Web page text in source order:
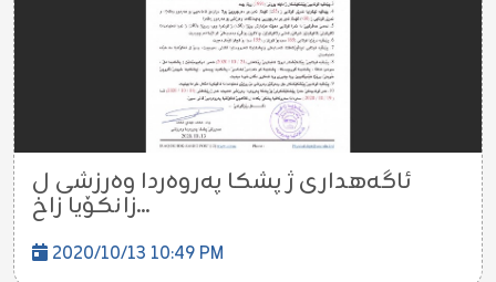
ئاگه‌هدارى ژ پشكا په‌روه‌ردا وه‌رزشى ل
زانكۆیا زاخ...
2020/10/13 10:49 PM